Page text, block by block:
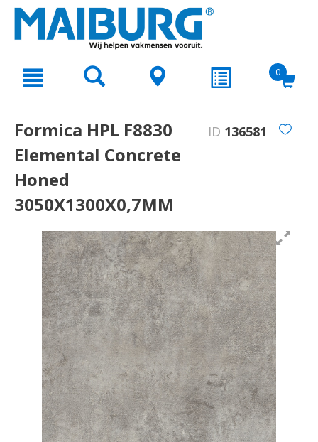
text.skipToNavigation
0
Formica HPL F8830
Elemental Concrete
Honed
3050X1300X0,7MM
ID 136581